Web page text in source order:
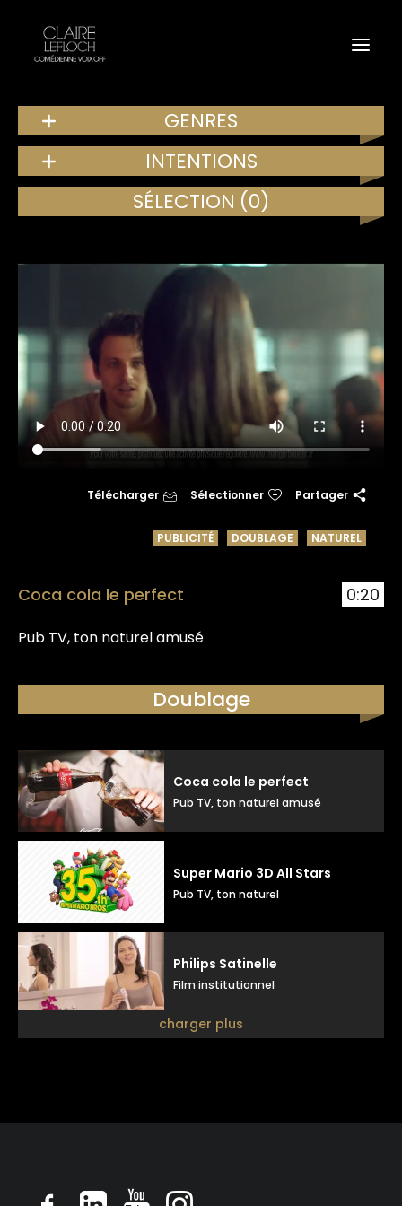
GENRES
INTENTIONS
SÉLECTION (0)
Coca cola le perfect 0:20
Pub TV, ton naturel amusé
Télécharger Sélectionner Partager
PUBLICITÉ DOUBLAGE NATUREL
Doublage
Coca cola le perfect
Pub TV, ton naturel amusé
Super Mario 3D All Stars
Pub TV, ton naturel
Philips Satinelle
Film institutionnel
charger plus